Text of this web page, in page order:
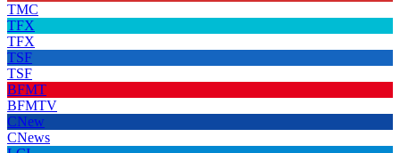
TMC
TFX
TFX
TSF
TSF
BFMT
BFMTV
CNew
CNews